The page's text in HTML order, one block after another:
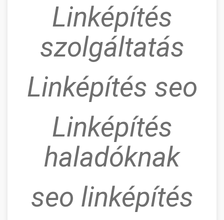
Linképítés
szolgáltatás
Linképítés seo
Linképítés
haladóknak
seo linképítés